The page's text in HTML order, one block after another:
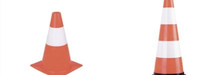
Puncte de ancorare
Sisteme de acces in canale
Pantofi de protectie